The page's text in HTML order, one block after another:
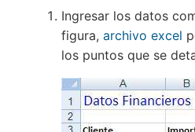
Ingresar los datos
figura, archivo excel
los puntos que se